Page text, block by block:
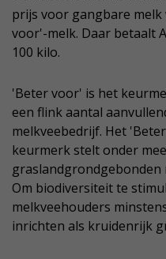
prijs voor gangbare
voor'-melk. Daar betaalt
100 kilo.
'Beter voor' is het
een flink aantal
melkveebedrijf. Het
keurmerk stelt onder
graslandgrondgebonden
Om biodiversiteit te
melkveehouders
inrichten als kruidenrijk